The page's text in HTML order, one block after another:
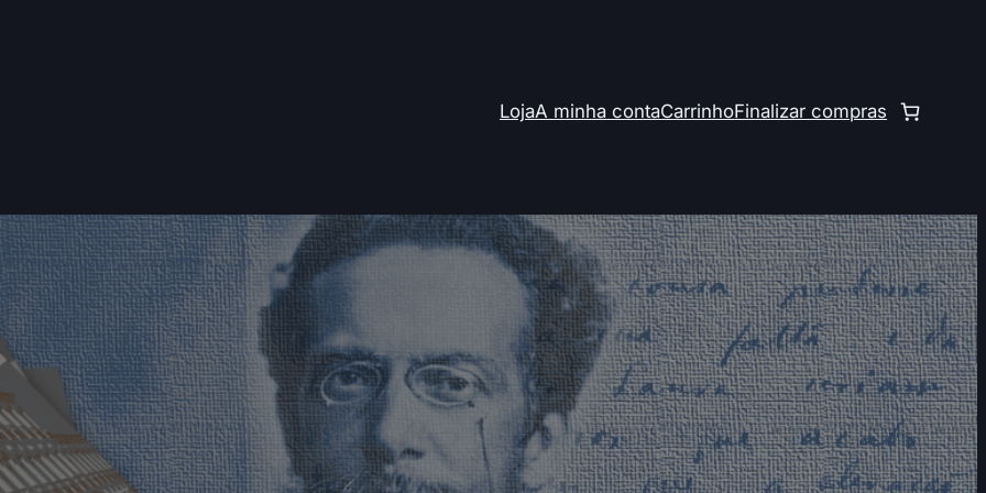
LojaA minha contaCarrinhoFinalizar compras